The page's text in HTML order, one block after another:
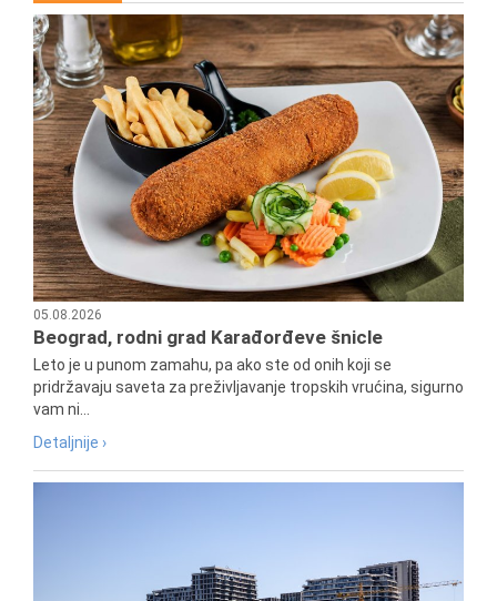
05.08.2026
Beograd, rodni grad Karađorđeve šnicle
Leto je u punom zamahu, pa ako ste od onih koji se
pridržavaju saveta za preživljavanje tropskih vrućina, sigurno
vam ni...
Detaljnije ›